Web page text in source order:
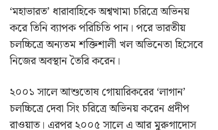
‘মহাভারত’ ধারাবাহিকে অশ্বত্থামা চরিত্রে অভিনয়
করে তিনি ব্যাপক পরিচিতি পান। পরে ভারতীয়
চলচ্চিত্রে অন্যতম শক্তিশালী খল অভিনেতা হিসেবে
নিজের অবস্থান তৈরি করেন।
২০০১ সালে আশুতোষ গোয়ারিকরের ‘লাগান’
চলচ্চিত্রে দেবা সিং চরিত্রে অভিনয় করেন প্রদীপ
রাওয়াত। এরপর ২০০৫ সালে এ আর মুরুগাদোস